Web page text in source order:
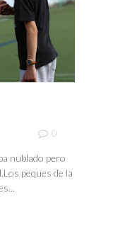
0
nublado pero
peques de la